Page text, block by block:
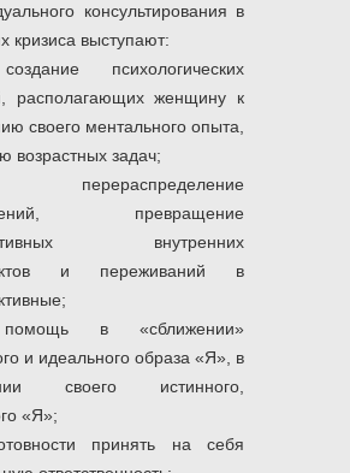
консультирования в
кризиса выступают:
психологических
располагающих женщину к
своего ментального опыта,
возрастных задач;
превращение
внутренних
и переживаний в
в «сближении»
и идеального образа «Я», в
своего истинного,
«Я»;
принять на себя